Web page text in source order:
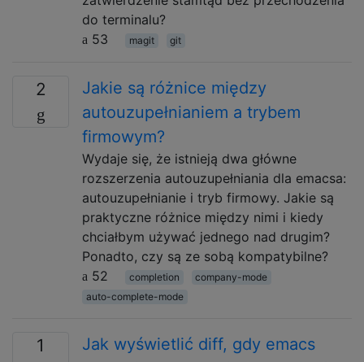
do terminalu?
53
magit git
2
Jakie są różnice między
autouzupełnianiem a trybem
firmowym?
Wydaje się, że istnieją dwa główne
rozszerzenia autouzupełniania dla emacsa:
autouzupełnianie i tryb firmowy. Jakie są
praktyczne różnice między nimi i kiedy
chciałbym używać jednego nad drugim?
Ponadto, czy są ze sobą kompatybilne?
52
completion
company-mode
auto-complete-mode
1
Jak wyświetlić diff, gdy emacs